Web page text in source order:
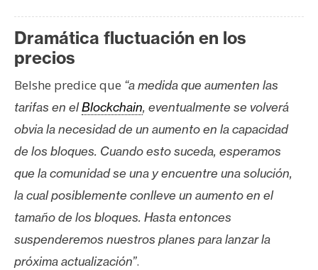
o
n
t
a
c
t
o
y
u
b
l
i
Dramática fluctuación en los
precios
Belshe predice que “a medida que aumenten las
tarifas en elBlockchain, eventualmente se volverá
obvia la necesidad de un aumento en la capacidad
de los bloques. Cuando esto suceda, esperamos
que la comunidad se una y encuentre una solución,
la cual posiblemente conlleve un aumento en el
tamaño de los bloques. Hasta entonces
suspenderemos nuestros planes para lanzar la
próxima actualización”.